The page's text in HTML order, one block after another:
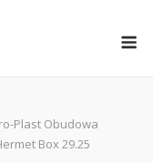
Plast Obudowa
Box 29.25